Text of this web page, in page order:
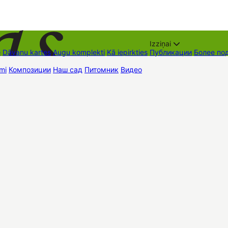
Dāvanu kartes Augu komplekti Kā iepirkties
Izziņai
Публикации Более
Композиции Наш сад Питомник Видео